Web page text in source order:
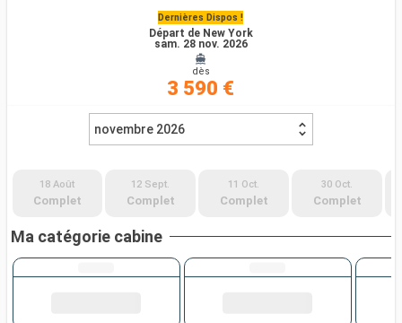
Dernières Dispos !
Départ de New York
sam. 28 nov. 2026
dès
3 590 €
novembre 2026
18 Août
Complet
12 Sept.
Complet
11 Oct.
Complet
30 Oct.
Complet
Ma catégorie cabine
Compagnies
Rechercher